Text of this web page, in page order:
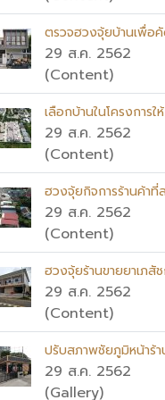
ตรวจฮวงจุ้ยบ้านเพื่อ
29 ส.ค. 2562
(Content)
เลือกบ้านในโครงการ
29 ส.ค. 2562
(Content)
ฮวงจุ้ยกิจการร้านค้า
29 ส.ค. 2562
(Content)
ฮวงจุ้ยร้านขายยาเภสั
29 ส.ค. 2562
(Content)
ปรับสภาพชัยภูมิหน้าร้า
29 ส.ค. 2562
(Gallery)